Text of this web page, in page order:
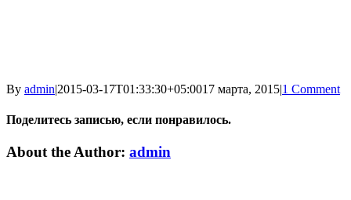
By admin|2015-03-17T01:33:30+05:0017 марта, 2015|1 Comment
Поделитесь записью, если понравилось.
Vk
Email
About the Author: admin